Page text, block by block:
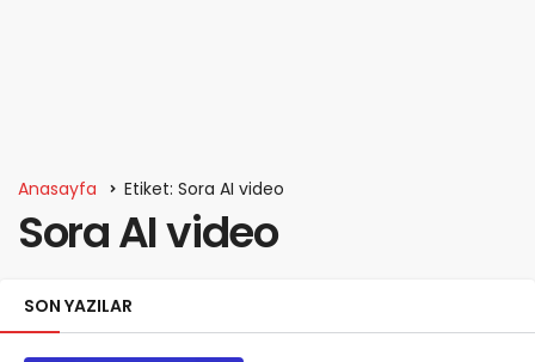
Anasayfa Etiket: Sora AI video
Sora AI video
SON YAZILAR